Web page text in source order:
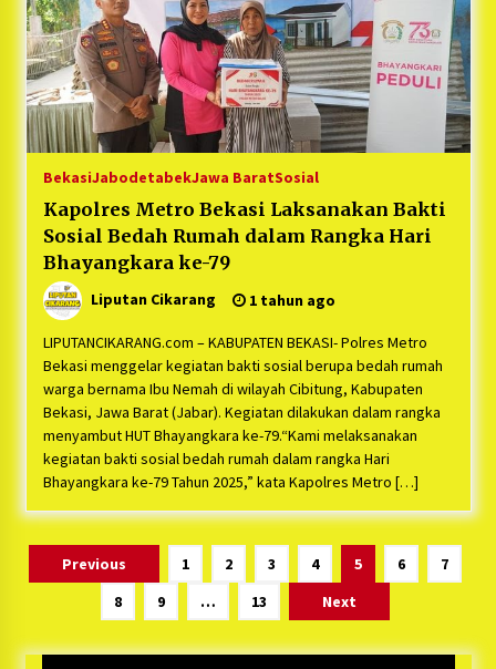
BekasiJabodetabekJawa BaratSosial
Kapolres Metro Bekasi Laksanakan Bakti
Sosial Bedah Rumah dalam Rangka Hari
Bhayangkara ke-79
Liputan Cikarang 1 tahun ago
LIPUTANCIKARANG.com – KABUPATEN BEKASI- Polres Metro
Bekasi menggelar kegiatan bakti sosial berupa bedah rumah
warga bernama Ibu Nemah di wilayah Cibitung, Kabupaten
Bekasi, Jawa Barat (Jabar). Kegiatan dilakukan dalam rangka
menyambut HUT Bhayangkara ke-79.“Kami melaksanakan
kegiatan bakti sosial bedah rumah dalam rangka Hari
Bhayangkara ke-79 Tahun 2025,” kata Kapolres Metro […]
Paginasi
Previous 1 2 3 4 5 6
7
8
9 … 13 Next